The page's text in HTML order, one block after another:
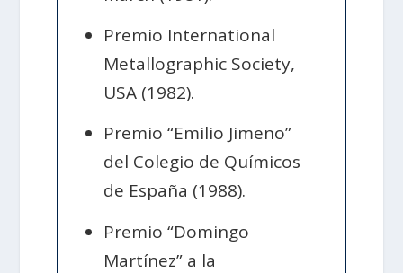
Premio International
Metallographic Society,
USA (1982).
Premio “Emilio Jimeno”
del Colegio de Químicos
de España (1988).
Premio “Domingo
Martínez” a la